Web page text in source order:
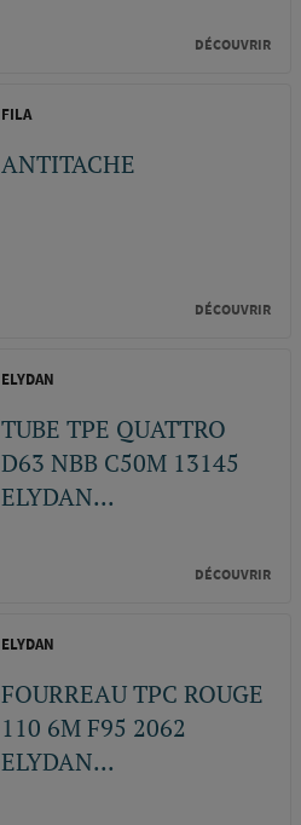
DÉCOUVRIR
FILA
ANTITACHE
DÉCOUVRIR
ELYDAN
TUBE TPE QUATTRO
D63 NBB C50M 13145
ELYDAN...
DÉCOUVRIR
ELYDAN
FOURREAU TPC ROUGE
110 6M F95 2062
ELYDAN...